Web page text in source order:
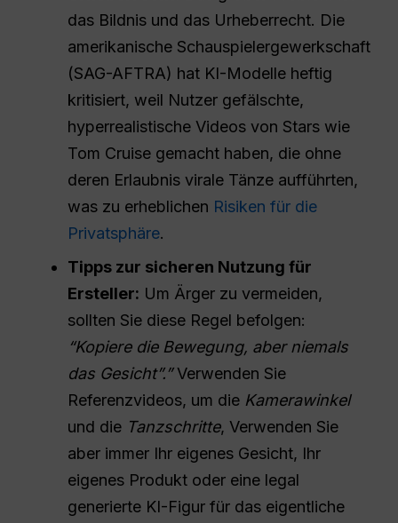
das Bildnis und das Urheberrecht. Die
amerikanische Schauspielergewerkschaft
(SAG-AFTRA) hat KI-Modelle heftig
kritisiert, weil Nutzer gefälschte,
hyperrealistische Videos von Stars wie
Tom Cruise gemacht haben, die ohne
deren Erlaubnis virale Tänze aufführten,
was zu erheblichen Risiken für die
Privatsphäre.
Tipps zur sicheren Nutzung für
Ersteller: Um Ärger zu vermeiden,
sollten Sie diese Regel befolgen:
“Kopiere die Bewegung, aber niemals
das Gesicht”.”Verwenden Sie
Referenzvideos, um die Kamerawinkel
und die Tanzschritte, Verwenden Sie
aber immer Ihr eigenes Gesicht, Ihr
eigenes Produkt oder eine legal
generierte KI-Figur für das eigentliche